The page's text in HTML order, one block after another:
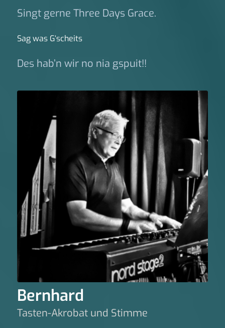
Singt gerne Three Days Grace.
Sag was G‘scheits
Des hab’n wir no nia gspuit!!
Bernhard
Tasten-Akrobat und Stimme